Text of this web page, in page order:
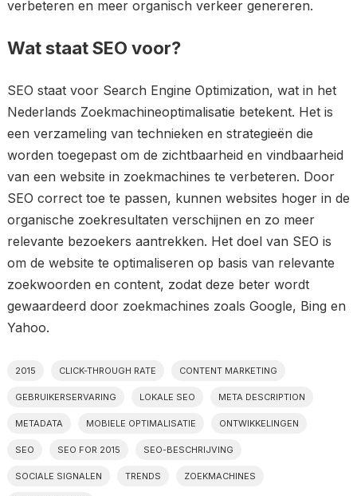
verbeteren en meer organisch verkeer genereren.
Wat staat SEO voor?
SEO staat voor Search Engine Optimization, wat in het
Nederlands Zoekmachineoptimalisatie betekent. Het is
een verzameling van technieken en strategieën die
worden toegepast om de zichtbaarheid en vindbaarheid
van een website in zoekmachines te verbeteren. Door
SEO correct toe te passen, kunnen websites hoger in de
organische zoekresultaten verschijnen en zo meer
relevante bezoekers aantrekken. Het doel van SEO is
om de website te optimaliseren op basis van relevante
zoekwoorden en content, zodat deze beter wordt
gewaardeerd door zoekmachines zoals Google, Bing en
Yahoo.
2015 CLICK-THROUGH RATE CONTENT MARKETING
GEBRUIKERSERVARING LOKALE SEO META DESCRIPTION
METADATA MOBIELE OPTIMALISATIE ONTWIKKELINGEN
SEO SEO FOR 2015 SEO-BESCHRIJVING
SOCIALE SIGNALEN TRENDS ZOEKMACHINES